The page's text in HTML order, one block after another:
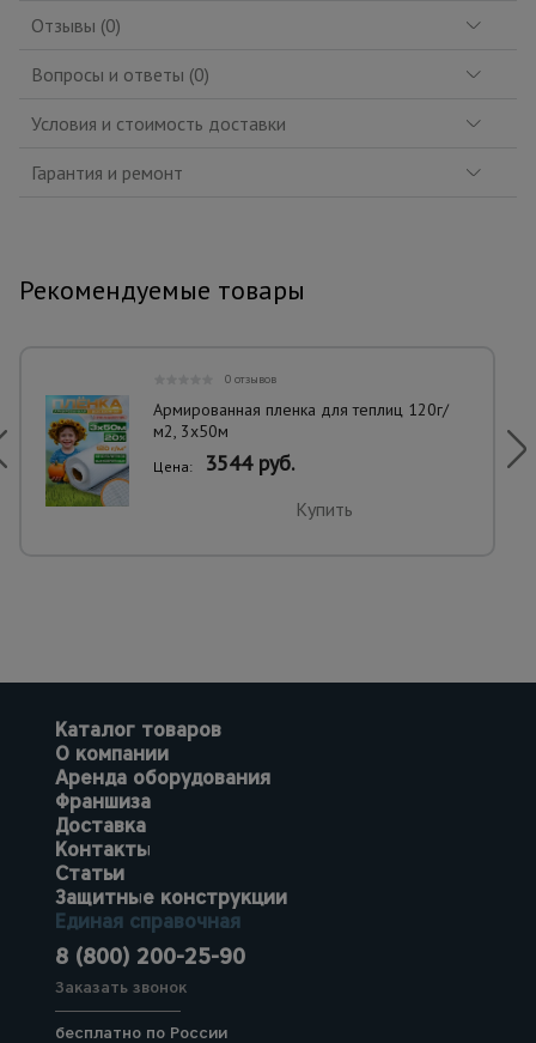
Отзывы (0)
Вопросы и ответы (0)
Условия и стоимость доставки
Гарантия и ремонт
Рекомендуемые товары
0 отзывов
Армированная пленка для теплиц 120г/
м2, 3х50м
Цена: 3544 руб.
Купить
Каталог товаров
О компании
Аренда оборудования
Франшиза
Доставка
Контакты
Статьи
Защитные конструкции
Единая справочная
8 (800) 200-25-90
Заказать звонок
бесплатно по России